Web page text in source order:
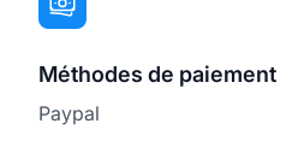
Méthodes de paiement
Paypal